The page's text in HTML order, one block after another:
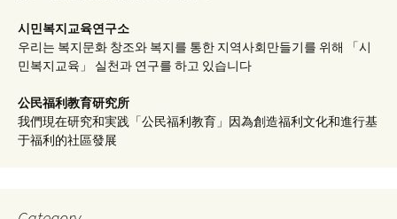
시민복지교육연구소
우리는 복지문화 창조와 복지를 통한 지역사회만들기를 위해 「시
민복지교육」 실천과 연구를 하고 있습니다
公民福利教育研究所
我們現在研究和実践「公民福利教育」因為創造福利文化和進行基
于福利的社區發展